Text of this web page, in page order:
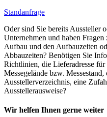
Standanfrage
Oder sind Sie bereits Aussteller
Unternehmen und haben
Aufbau und den Aufbauzeiten
Abbauzeiten? Benötigen Sie
Richtlinien, die Lieferadresse
Messegelände bzw.
Ausstellerverzeichnis, eine
Ausstellerausweise?
Wir helfen Ihnen gerne weiter